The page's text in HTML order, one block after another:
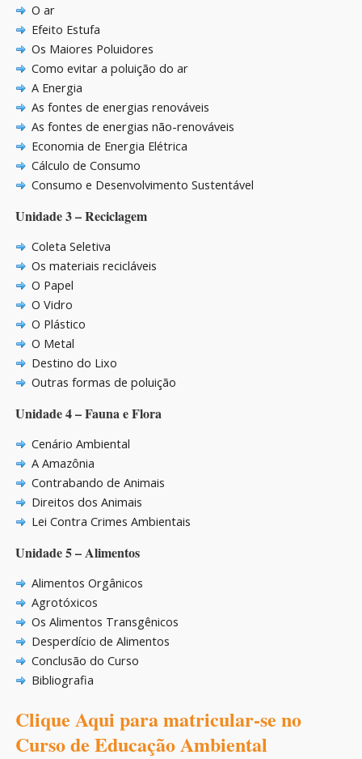
O ar
Efeito Estufa
Os Maiores Poluidores
Como evitar a poluição do ar
A Energia
As fontes de energias renováveis
As fontes de energias não-renováveis
Economia de Energia Elétrica
Cálculo de Consumo
Consumo e Desenvolvimento Sustentável
Unidade 3 – Reciclagem
Coleta Seletiva
Os materiais recicláveis
O Papel
O Vidro
O Plástico
O Metal
Destino do Lixo
Outras formas de poluição
Unidade 4 – Fauna e Flora
Cenário Ambiental
A Amazônia
Contrabando de Animais
Direitos dos Animais
Lei Contra Crimes Ambientais
Unidade 5 – Alimentos
Alimentos Orgânicos
Agrotóxicos
Os Alimentos Transgênicos
Desperdício de Alimentos
Conclusão do Curso
Bibliografia
Clique Aqui para matricular-se no
Curso de Educação Ambiental